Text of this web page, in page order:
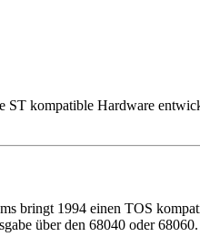
kompatible Hardware
bringt 1994 einen TOS
über den 68040 oder